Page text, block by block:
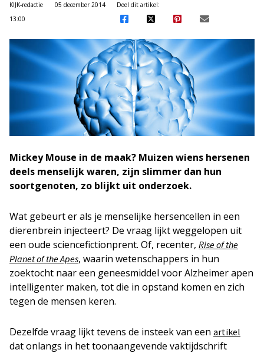
KIJK-redactie
05 december 2014
13:00
Deel dit artikel:
Mickey Mouse in de maak? Muizen wiens hersenen
deels menselijk waren, zijn slimmer dan hun
soortgenoten, zo blijkt uit onderzoek.
Wat gebeurt er als je menselijke hersencellen in een
dierenbrein injecteert? De vraag lijkt weggelopen uit
een oude sciencefictionprent. Of, recenter, Rise of the
Planet of the Apes, waarin wetenschappers in hun
zoektocht naar een geneesmiddel voor Alzheimer apen
intelligenter maken, tot die in opstand komen en zich
tegen de mensen keren.
Dezelfde vraag lijkt tevens de insteek van een artikel
dat onlangs in het toonaangevende vaktijdschrift